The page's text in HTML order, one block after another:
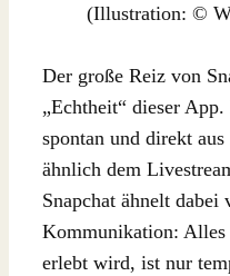
(Illustration: ©
Der große Reiz von
„Echtheit“ dieser
spontan und direkt
ähnlich dem
Snapchat ähnelt
Kommunikation: Alles
erlebt wird, ist nur